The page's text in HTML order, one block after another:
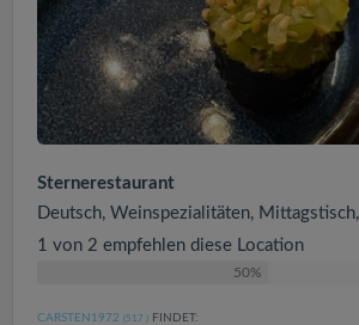
Sternerestaurant
Deutsch, Weinspezialitäten,
1 von 2 empfehlen diese Location
50%
CARSTEN1972 (517 ) FINDET: